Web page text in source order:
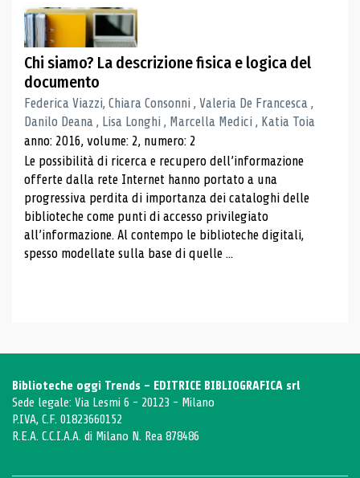
Chi siamo? La descrizione fisica e logica del
documento
Federica Viazzi, Chiara Consonni , Valeria De Francesca ,
Danilo Deana , Lisa Longhi , Marcella Medici , Katia Toia
anno: 2016, volume: 2, numero: 2
Le possibilità di ricerca e recupero dell’informazione
offerte dalla rete Internet hanno portato a una
progressiva perdita di importanza dei cataloghi delle
biblioteche come punti di accesso privilegiato
all’informazione. Al contempo le biblioteche digitali,
spesso modellate sulla base di quelle ...
Biblioteche oggi Trends - EDITRICE BIBLIOGRAFICA srl
Sede legale: Via Lesmi 6 - 20123 - Milano
P.IVA, C.F. 01823660152
R.E.A. C.C.I.A.A. di Milano N. Rea 878486